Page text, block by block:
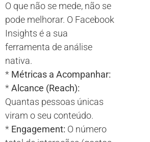
O que não se mede, não se
pode melhorar. O Facebook
Insights é a sua
ferramenta de análise
nativa.
* Métricas a Acompanhar:
*Alcance (Reach):
Quantas pessoas únicas
viram o seu conteúdo.
* Engagement: O número